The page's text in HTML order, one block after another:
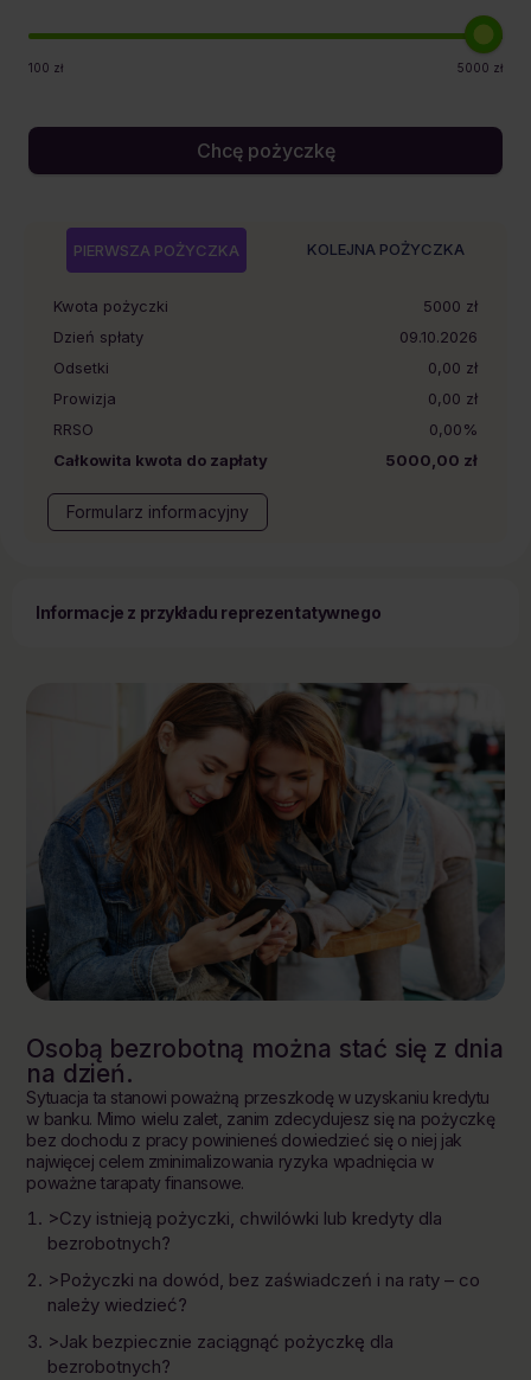
100 zł 5000 zł
Chcę pożyczkę
PIERWSZA POŻYCZKA KOLEJNA POŻYCZKA
Kwota pożyczki 5000 zł
Dzień spłaty
09.10.2026
Odsetki
0,00 zł
Prowizja
0,00 zł
RRSO
0,00%
Całkowita kwota do zapłaty
5000,00 zł
Formularz informacyjny
Informacje z przykładu reprezentatywnego
Osobą bezrobotną można stać się z dnia
na dzień.
Sytuacja ta stanowi poważną przeszkodę w uzyskaniu kredytu
w banku. Mimo wielu zalet, zanim zdecydujesz się na pożyczkę
bez dochodu z pracy powinieneś dowiedzieć się o niej jak
najwięcej celem zminimalizowania ryzyka wpadnięcia w
poważne tarapaty finansowe.
>Czy istnieją pożyczki, chwilówki lub kredyty dla
bezrobotnych?
>Pożyczki na dowód, bez zaświadczeń i na raty – co
należy wiedzieć?
>Jak bezpiecznie zaciągnąć pożyczkę dla
bezrobotnych?